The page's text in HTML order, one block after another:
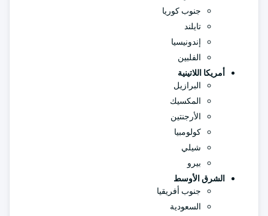
جنوب كوريا
تايلند
إندونيسيا
الفلبين
أمريكا اللاتينية
البرازيل
المكسيك
الأرجنتين
كولومبيا
شيلي
بيرو
الشرق الأوسط
جنوب أفريقيا
السعودية